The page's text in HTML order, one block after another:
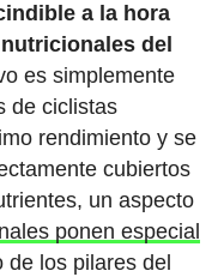
a la hora
del
es simplemente
de ciclistas
rendimiento y se
cubiertos
un aspecto
ponen especial
los pilares del